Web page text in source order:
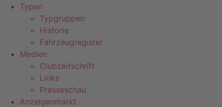
Typen
Typgruppen
Historie
Fahrzeugregister
Medien
Clubzeitschrift
Links
Presseschau
Anzeigenmarkt